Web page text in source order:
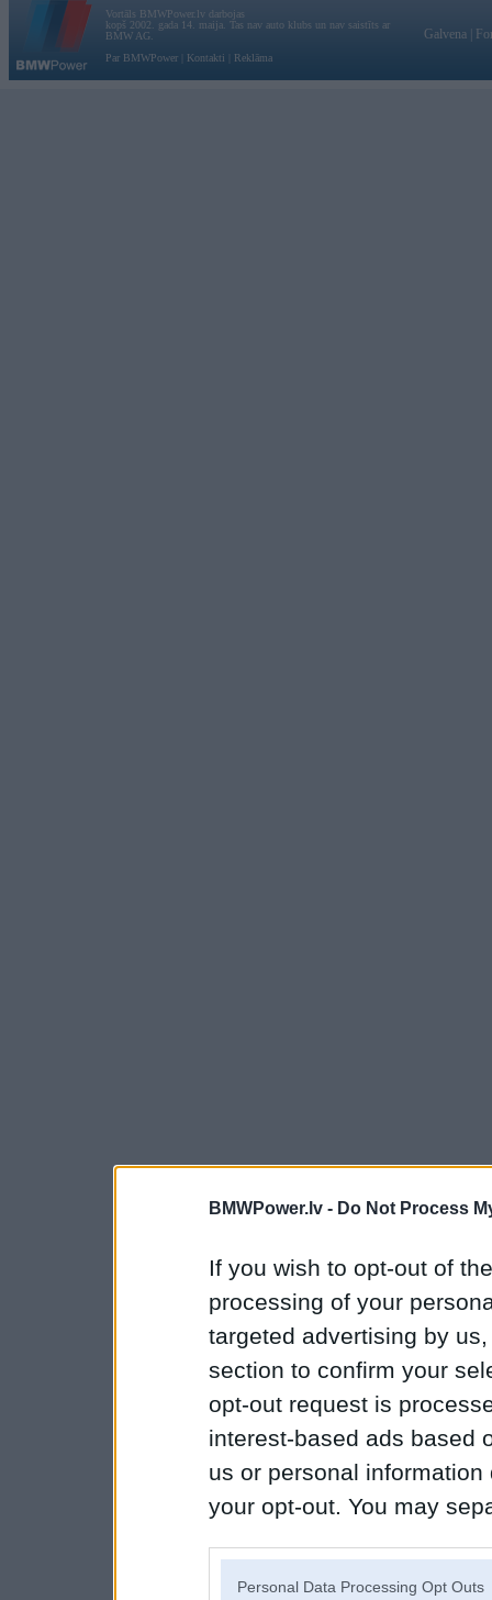
BMWPower.lv - Do Not Process
If you wish to opt-out of
processing of your
targeted advertising by
section to confirm your
opt-out request is
interest-based ads based
us or personal
your opt-out. You may
Personal Data Processing Opt Outs
Vortāls BMWPower.lv darbojas
kopš 2002. gada 14. maija. Tas nav auto klubs un nav saistīts ar
BMW AG.
Par BMWPower
Kontakti Reklāma
Galvena